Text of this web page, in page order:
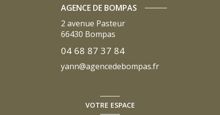
AGENCE DE BOMPAS
2 avenue Pasteur
66430 Bompas
04 68 87 37 84
yann@agencedebompas.fr
VOTRE ESPACE